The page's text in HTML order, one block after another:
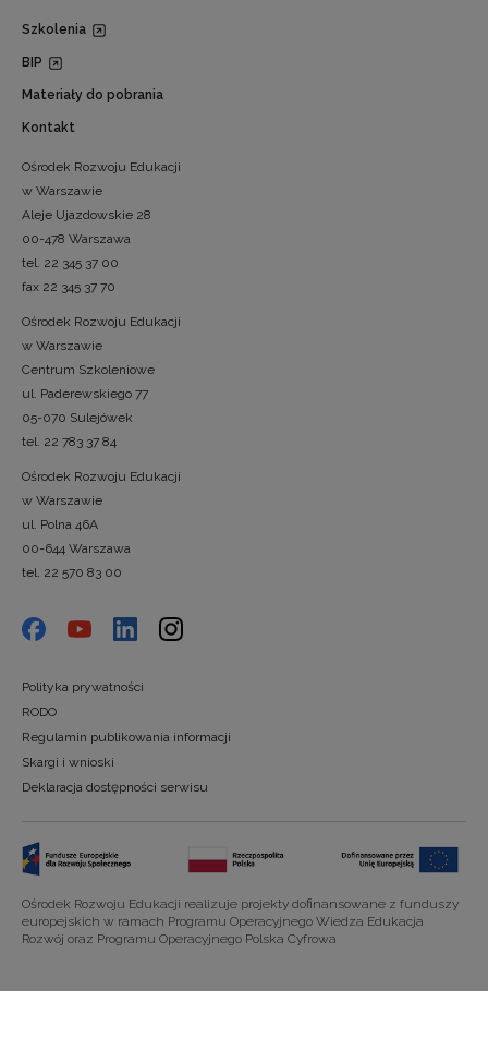
Szkolenia
BIP
Materiały do pobrania
Kontakt
Ośrodek Rozwoju Edukacji
w Warszawie
Aleje Ujazdowskie 28
00-478 Warszawa
tel. 22 345 37 00
fax 22 345 37 70
Ośrodek Rozwoju Edukacji
w Warszawie
Centrum Szkoleniowe
ul. Paderewskiego 77
05-070 Sulejówek
tel. 22 783 37 84
Ośrodek Rozwoju Edukacji
w Warszawie
ul. Polna 46A
00-644 Warszawa
tel. 22 570 83 00
Polityka prywatności
RODO
Regulamin publikowania informacji
Skargi i wnioski
Deklaracja dostępności serwisu
Ośrodek Rozwoju Edukacji realizuje projekty dofinansowane z funduszy
europejskich w ramach Programu Operacyjnego Wiedza Edukacja
Rozwój oraz Programu Operacyjnego Polska Cyfrowa